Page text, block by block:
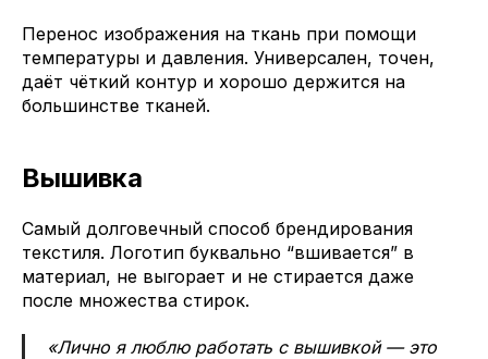
Перенос изображения на ткань при помощи
температуры и давления. Универсален, точен,
даёт чёткий контур и хорошо держится на
большинстве тканей.
Вышивка
Самый долговечный способ брендирования
текстиля. Логотип буквально “вшивается” в
материал, не выгорает и не стирается даже
после множества стирок.
«Лично я люблю работать с вышивкой — это